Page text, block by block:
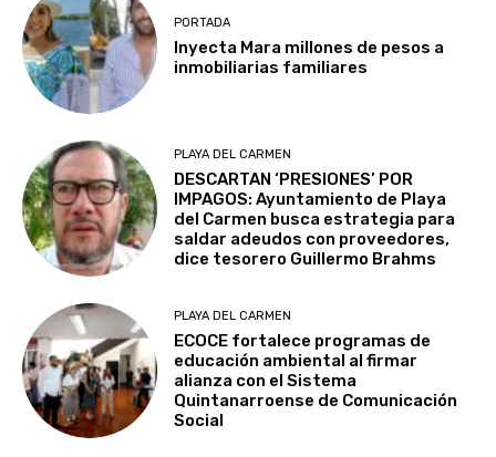
PORTADA
Inyecta Mara millones de pesos a
inmobiliarias familiares
PLAYA DEL CARMEN
DESCARTAN ‘PRESIONES’ POR
IMPAGOS: Ayuntamiento de Playa
del Carmen busca estrategia para
saldar adeudos con proveedores,
dice tesorero Guillermo Brahms
PLAYA DEL CARMEN
ECOCE fortalece programas de
educación ambiental al firmar
alianza con el Sistema
Quintanarroense de Comunicación
Social